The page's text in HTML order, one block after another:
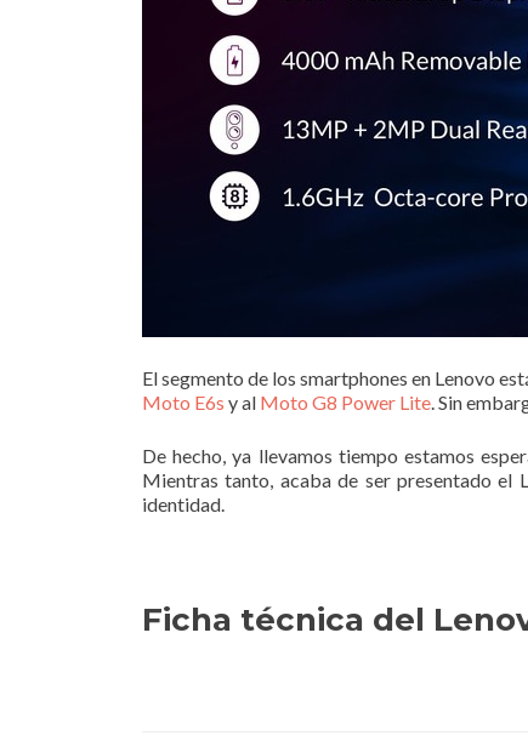
El segmento de los smartphones en Lenovo
Moto E6s y al Moto G8 Power Lite. Sin
De hecho, ya llevamos tiempo estamos
Mientras tanto, acaba de ser presentado el
identidad.
Ficha técnica del